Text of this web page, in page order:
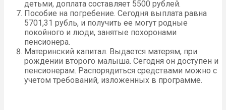
детьми, доплата составляет 5500 рублей.
Пособие на погребение. Сегодня выплата равна
5701,31 рубль, и получить ее могут родные
покойного и люди, занятые похоронами
пенсионера.
Материнский капитал. Выдается матерям, при
рождении второго малыша. Сегодня он доступен и
пенсионерам. Распорядиться средствами можно с
учетом требований, изложенных в программе.